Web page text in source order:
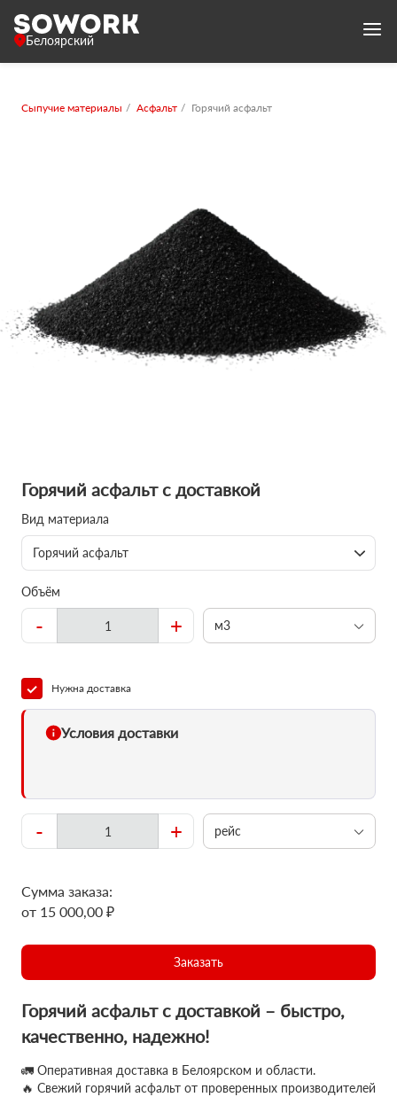
Белоярский
Сыпучие материалы Асфальт Горячий асфальт
Горячий асфальт с доставкой
Вид материала
Горячий асфальт
Объём
- + м3
Нужна доставка
Условия доставки
- + рейс
Сумма заказа:
от 15 000,00 ₽
Заказать
Горячий асфальт с доставкой – быстро,
качественно, надежно!
🚛 Оперативная доставка в Белоярском и области.
🔥 Свежий горячий асфальт от проверенных производителей